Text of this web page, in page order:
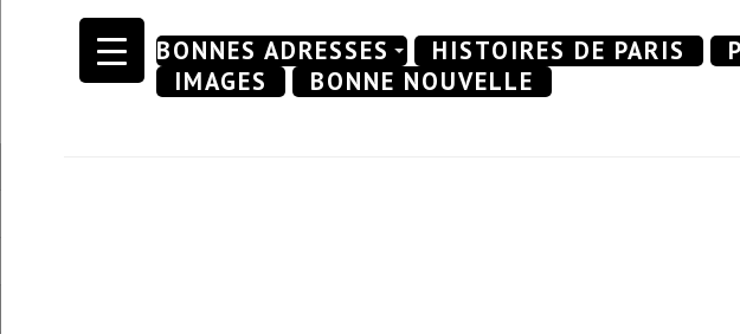
Skip
BONNES ADRESSES HISTOIRES DE PARIS
IMAGES
BONNE NOUVELLE